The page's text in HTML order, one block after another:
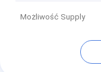
Możliwość Supply